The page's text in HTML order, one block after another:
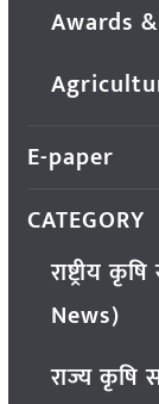
Awards
E-paper
CATEGORY
राष्ट्रीय
News)
राज्य कृषि